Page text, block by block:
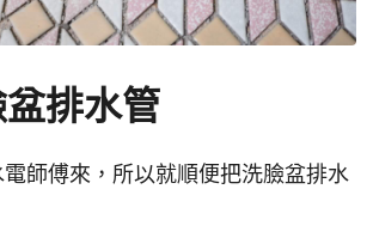
排水管
師傅來，所以就順便把洗臉盆排水